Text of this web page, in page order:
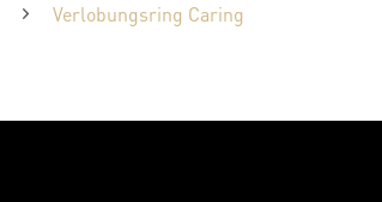
Verlobungsring Caring